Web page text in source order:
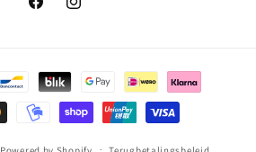
FacebookInstagram